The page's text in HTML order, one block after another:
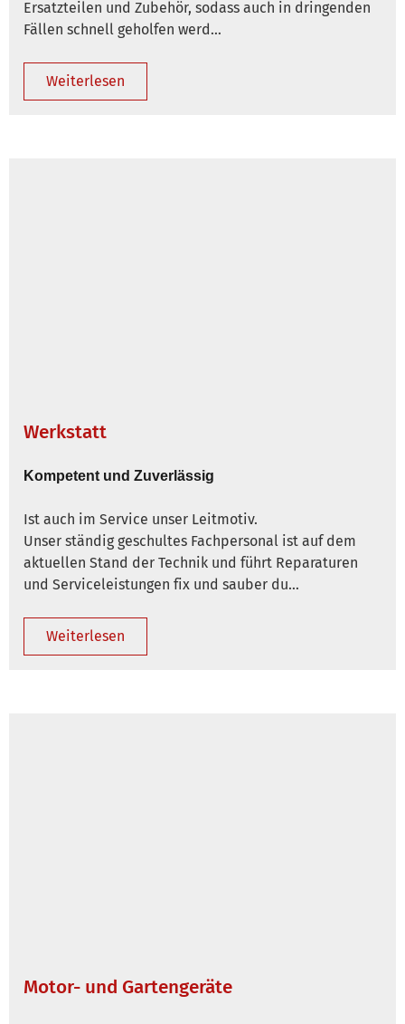
Ersatzteilen und Zubehör, sodass auch in dringenden
Fällen schnell geholfen werd…
Weiterlesen
Werkstatt
Kompetent und Zuverlässig
Ist auch im Service unser Leitmotiv.
Unser ständig geschultes Fachpersonal ist auf dem
aktuellen Stand der Technik und führt Reparaturen
und Serviceleistungen fix und sauber du…
Weiterlesen
Motor- und Gartengeräte